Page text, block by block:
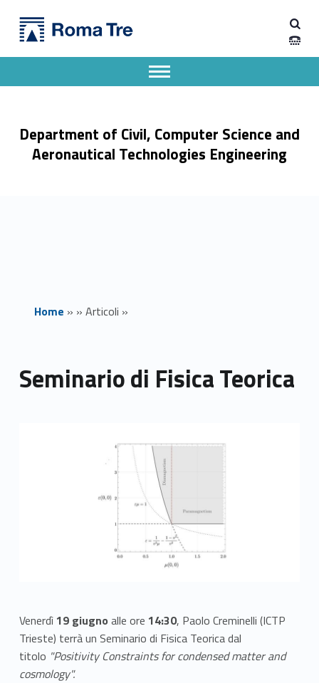
Seminario di Fisica Teorica - Dipartimento di Ingegneria Civile, Informatica e delle Tecnologie Aeronautiche
Department of Civil, Computer Science and
Aeronautical Technologies Engineering
Apri il menu secondario
Header info sidebar
Home » » Articoli »
Seminario di Fisica Teorica
Venerdì 19 giugno alle ore 14:30, Paolo Creminelli (ICTP
Trieste) terrà un Seminario di Fisica Teorica dal
titolo "Positivity Constraints for condensed matter and
cosmology".